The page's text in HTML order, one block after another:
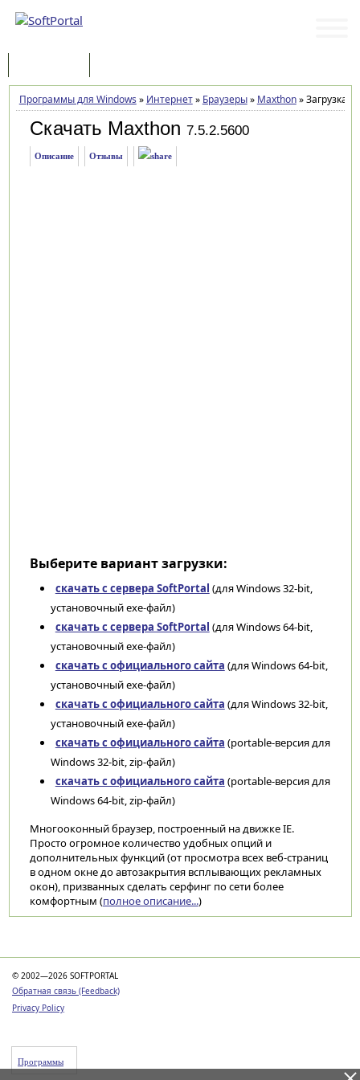
Программы для Windows » Интернет» Браузеры» Maxthon»Загрузка
Скачать Maxthon 7.5.2.5600
Описание Отзывы
Выберите вариант загрузки:
скачать с сервера SoftPortal (для Windows 32-bit,
установочный exe-файл)
скачать с сервера SoftPortal (для Windows 64-bit,
установочный exe-файл)
скачать с официального сайта (для Windows 64-bit,
установочный exe-файл)
скачать с официального сайта (для Windows 32-bit,
установочный exe-файл)
скачать с официального сайта (portable-версия для
Windows 32-bit, zip-файл)
скачать с официального сайта (portable-версия для
Windows 64-bit, zip-файл)
Многооконный браузер, построенный на движке IE.
Просто огромное количество удобных опций и
дополнительных функций (от просмотра всех веб-страниц
в одном окне до автозакрытия всплывающих рекламных
окон), призванных сделать серфинг по сети более
комфортным (полное описание...)
© 2002—2026 SOFTPORTAL
Обратная связь (Feedback)
Privacy Policy
Программы